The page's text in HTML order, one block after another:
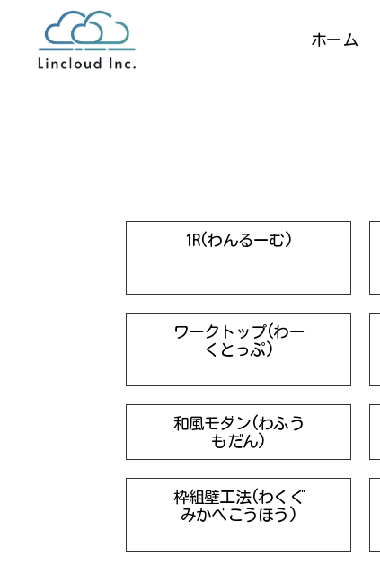
ホーム
1R(わんるーむ)
ワークトップ(わー
くとっぷ)
和風モダン(わふう
もだん)
枠組壁工法(わくぐ
みかべこうほう)